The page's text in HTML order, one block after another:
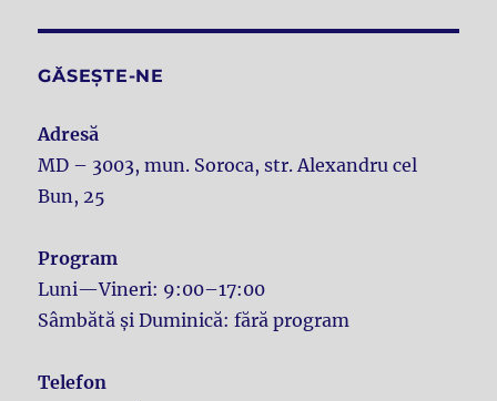
GĂSEȘTE-NE
Adresă
MD – 3003, mun. Soroca, str. Alexandru cel
Bun, 25
Program
Luni—Vineri: 9:00–17:00
Sâmbătă și Duminică: fără program
Telefon